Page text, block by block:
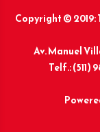
Copyright © 2019:
Av. Manuel
Telf.: (511)